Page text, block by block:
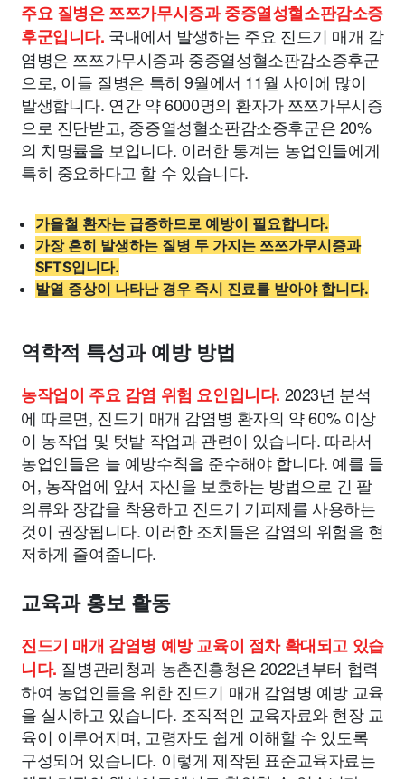
주요 질병은 쯔쯔가무시증과 중증열성혈소판감소증
후군입니다. 국내에서 발생하는 주요 진드기 매개 감
염병은 쯔쯔가무시증과 중증열성혈소판감소증후군
으로, 이들 질병은 특히 9월에서 11월 사이에 많이
발생합니다. 연간 약 6000명의 환자가 쯔쯔가무시증
으로 진단받고, 중증열성혈소판감소증후군은 20%
의 치명률을 보입니다. 이러한 통계는 농업인들에게
특히 중요하다고 할 수 있습니다.
가을철 환자는 급증하므로 예방이 필요합니다.
가장 흔히 발생하는 질병 두 가지는 쯔쯔가무시증과
SFTS입니다.
발열 증상이 나타난 경우 즉시 진료를 받아야 합니다.
역학적 특성과 예방 방법
농작업이 주요 감염 위험 요인입니다. 2023년 분석
에 따르면, 진드기 매개 감염병 환자의 약 60% 이상
이 농작업 및 텃밭 작업과 관련이 있습니다. 따라서
농업인들은 늘 예방수칙을 준수해야 합니다. 예를 들
어, 농작업에 앞서 자신을 보호하는 방법으로 긴 팔
의류와 장갑을 착용하고 진드기 기피제를 사용하는
것이 권장됩니다. 이러한 조치들은 감염의 위험을 현
저하게 줄여줍니다.
교육과 홍보 활동
진드기 매개 감염병 예방 교육이 점차 확대되고 있습
니다. 질병관리청과 농촌진흥청은 2022년부터 협력
하여 농업인들을 위한 진드기 매개 감염병 예방 교육
을 실시하고 있습니다. 조직적인 교육자료와 현장 교
육이 이루어지며, 고령자도 쉽게 이해할 수 있도록
구성되어 있습니다. 이렇게 제작된 표준교육자료는